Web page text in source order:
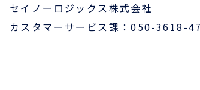
セイノーロジックス株式会社
カスタマーサービス課：050-3618-